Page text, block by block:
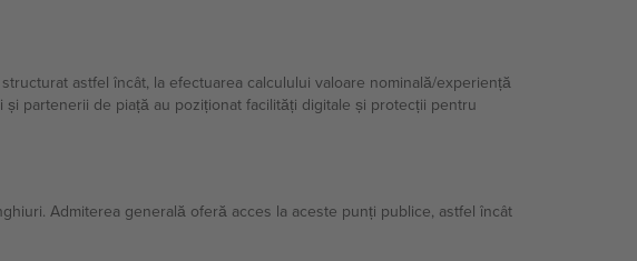
astfel încât, la efectuarea calculului valoare nominală/experiență
partenerii de piață au poziționat facilități digitale și protecții pentru
Admiterea generală oferă acces la aceste punți publice, astfel încât